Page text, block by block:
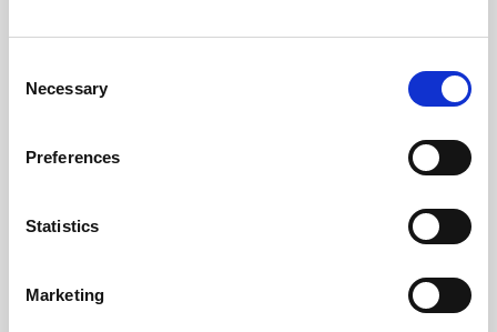
Selection
Necessary
Preferences
Statistics
Marketing